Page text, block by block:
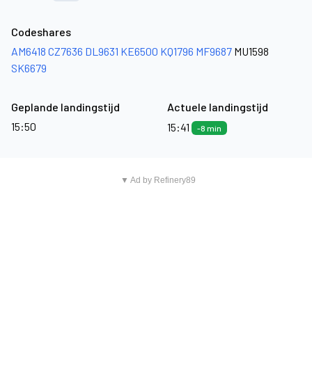
Codeshares
AM6418 CZ7636 DL9631 KE6500 KQ1796 MF9687 MU1598
SK6679
Geplande landingstijd
15:50
Actuele landingstijd
15:41
-8 min
▼ Ad by Refinery89